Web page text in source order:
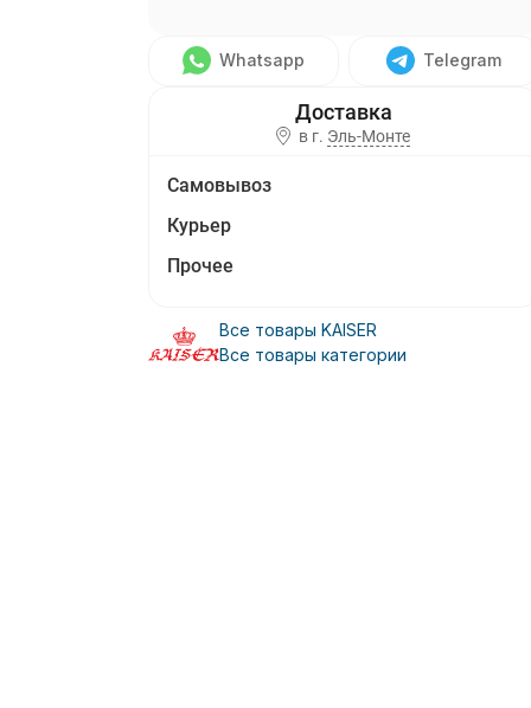
Whatsapp Telegram
в г. Эль-Монте
Самовывоз
Курьер
Прочее
Все товары KAISER
Все товары категории